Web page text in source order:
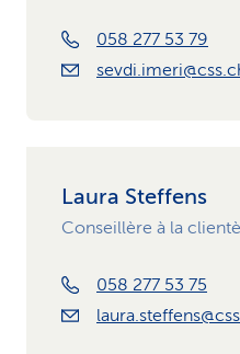
058 277 53 79
Laura Steffens
Conseillère à la
058 277 53 75